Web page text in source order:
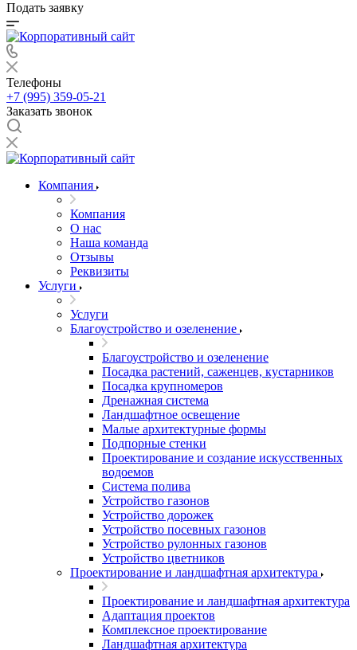
Подать заявку
Телефоны
+7 (995) 359-05-21
Заказать звонок
Компания
Компания
О нас
Наша команда
Отзывы
Реквизиты
Услуги
Услуги
Благоустройство и озеленение
Благоустройство и озеленение
Посадка растений, саженцев, кустарников
Посадка крупномеров
Дренажная система
Ландшафтное освещение
Малые архитектурные формы
Подпорные стенки
Проектирование и создание искусственных
водоемов
Система полива
Устройство газонов
Устройство дорожек
Устройство посевных газонов
Устройство рулонных газонов
Устройство цветников
Проектирование и ландшафтная архитектура
Проектирование и ландшафтная архитектура
Адаптация проектов
Комплексное проектирование
Ландшафтная архитектура